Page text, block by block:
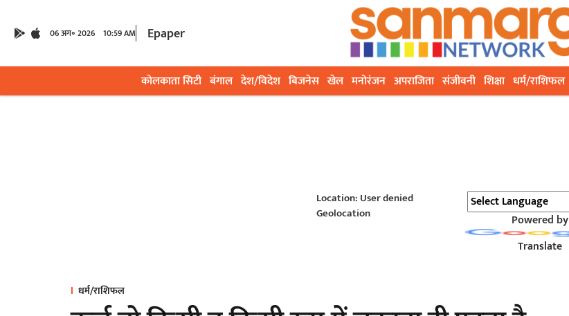
06 अग॰ 2026 10:59 AM Epaper
कोलकाता सिटी बंगाल देश/विदेश बिजनेस खेल मनोरंजन अपराजिता संजीवनी शिक्षा धर्म/राशिफल
Location: User denied
Geolocation
Powered by
Translate
धर्म/राशिफल